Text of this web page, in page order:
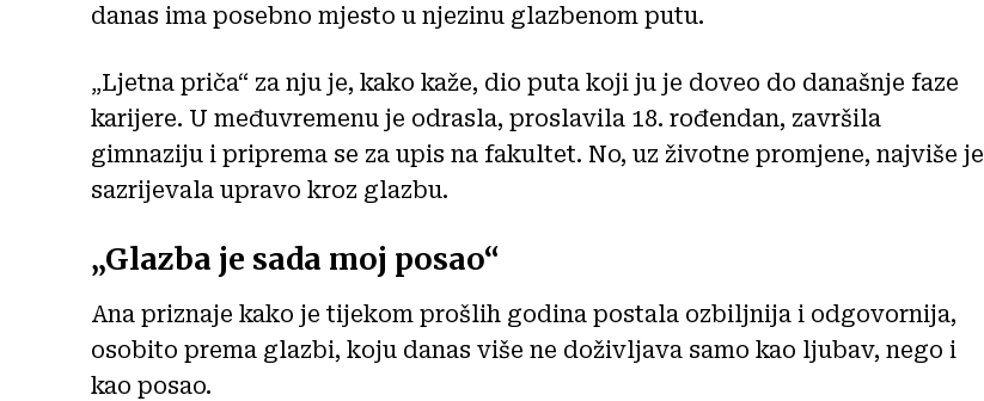
danas ima posebno mjesto u njezinu glazbenom putu.
„Ljetna priča“ za nju je, kako kaže, dio puta koji ju je doveo do današnje faze
karijere. U međuvremenu je odrasla, proslavila 18. rođendan, završila
gimnaziju i priprema se za upis na fakultet. No, uz životne promjene, najviše je
sazrijevala upravo kroz glazbu.
„Glazba je sada moj posao“
Ana priznaje kako je tijekom prošlih godina postala ozbiljnija i odgovornija,
osobito prema glazbi, koju danas više ne doživljava samo kao ljubav, nego i
kao posao.